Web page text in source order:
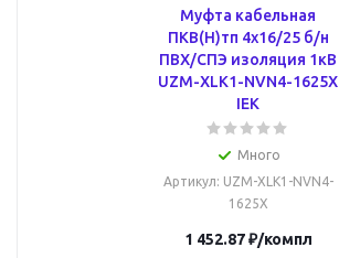
Муфта кабельная
ПКВ(Н)тп 4х16/25 б/н
ПВХ/СПЭ изоляция 1кВ
UZM-XLK1-NVN4-1625X
IEK
Много
Артикул: UZM-XLK1-NVN4-
1625X
1 452.87₽/компл